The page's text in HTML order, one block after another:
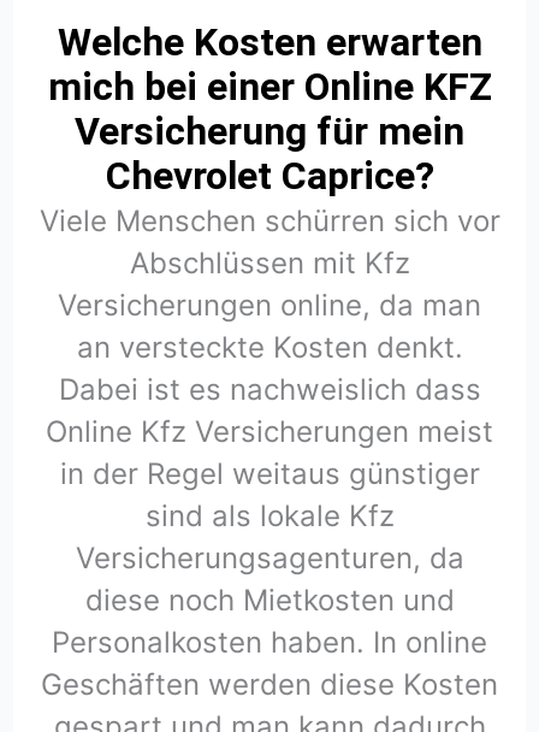
Welche Kosten erwarten
mich bei einer Online KFZ
Versicherung für mein
Chevrolet Caprice?
Viele Menschen schürren sich vor
Abschlüssen mit Kfz
Versicherungen online, da man
an versteckte Kosten denkt.
Dabei ist es nachweislich dass
Online Kfz Versicherungen meist
in der Regel weitaus günstiger
sind als lokale Kfz
Versicherungsagenturen, da
diese noch Mietkosten und
Personalkosten haben. In online
Geschäften werden diese Kosten